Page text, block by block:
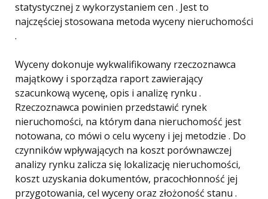
statystycznej z wykorzystaniem cen . Jest to
najczęściej stosowana metoda wyceny nieruchomości
.
Wyceny dokonuje wykwalifikowany rzeczoznawca
majątkowy i sporządza raport zawierający
szacunkową wycenę, opis i analizę rynku .
Rzeczoznawca powinien przedstawić rynek
nieruchomości, na którym dana nieruchomość jest
notowana, co mówi o celu wyceny i jej metodzie . Do
czynników wpływających na koszt porównawczej
analizy rynku zalicza się lokalizację nieruchomości,
koszt uzyskania dokumentów, pracochłonność jej
przygotowania, cel wyceny oraz złożoność stanu .